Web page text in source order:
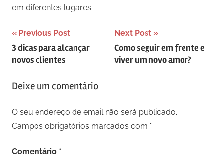
em diferentes lugares.
Navegação
de
Previous Post
3 dicas para alcançar
novos clientes
Next Post
Como seguir em frente e
viver um novo amor?
Deixe um comentário
O seu endereço de email não será publicado.
Campos obrigatórios marcados com *
Comentário *